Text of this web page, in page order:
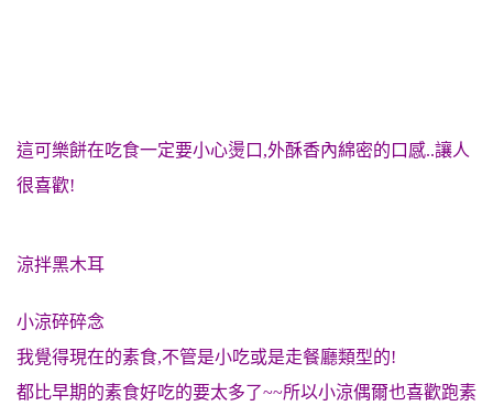
這可樂餅在吃食一定要小心燙口,外酥香內綿密的口感..讓人
很喜歡!
涼拌黑木耳
小涼碎碎念
我覺得現在的素食,不管是小吃或是走餐廳類型的!
都比早期的素食好吃的要太多了~~所以小涼偶爾也喜歡跑素